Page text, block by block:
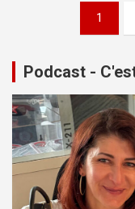
Pagination
publications
1
Podcast -